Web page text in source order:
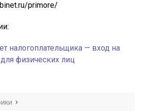
primore/
налогоплательщика — вход на
физических лиц